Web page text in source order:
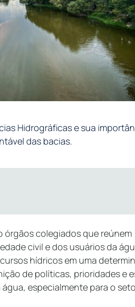
Hidrográficas e sua
das bacias.
órgãos colegiados que reúnem
civil e dos usuários da
hídricos em uma
de políticas, prioridades e
especialmente para o